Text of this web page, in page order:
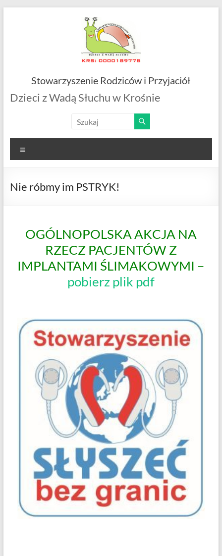
Stowarzyszenie Rodziców i Przyjaciół
Dzieci z Wadą Słuchu w Krośnie
Nie róbmy im PSTRYK!
OGÓLNOPOLSKA AKCJA NA
RZECZ PACJENTÓW Z
IMPLANTAMI ŚLIMAKOWYMI –
pobierz plik pdf